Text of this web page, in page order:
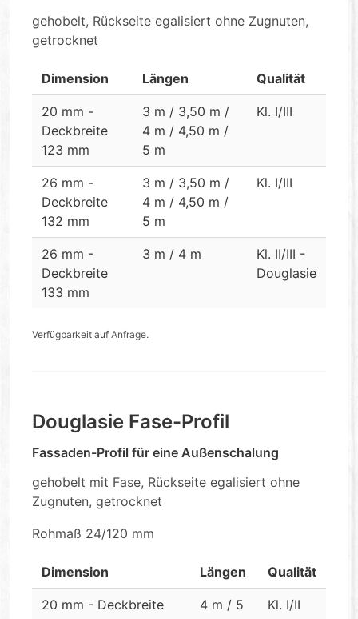
gehobelt, Rückseite egalisiert ohne Zugnuten,
getrocknet
Dimension Längen Qualität
20 mm -
Deckbreite
123 mm
3 m / 3,50 m /
4 m / 4,50 m /
5 m
Kl. I/III
26 mm -
Deckbreite
132 mm
3 m / 3,50 m /
4 m / 4,50 m /
5 m
Kl. I/III
26 mm -
Deckbreite
133 mm
3 m / 4 m
Kl. II/III -
Douglasie
Verfügbarkeit auf Anfrage.
Douglasie Fase-Profil
Fassaden-Profil für eine Außenschalung
gehobelt mit Fase, Rückseite egalisiert ohne
Zugnuten, getrocknet
Rohmaß 24/120 mm
Dimension Längen Qualität
20 mm - Deckbreite
4 m / 5
Kl. I/II